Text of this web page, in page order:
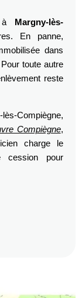
à Margny-lès-
En panne,
dans
toute autre
reste
Compiègne,
Compiègne,
charge le
cession pour